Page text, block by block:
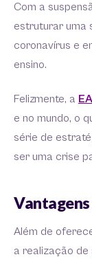
Com a
estruturar uma
coronavírus e
ensino.
Felizmente, a
e no mundo, o
série de
ser uma crise
Além de
a realização de